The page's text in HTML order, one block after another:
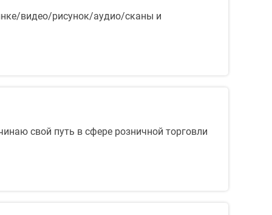
видео/рисунок/аудио/сканы и
свой путь в сфере розничной торговли